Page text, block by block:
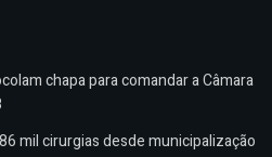
chapa para comandar a Câmara
mil cirurgias desde municipalização